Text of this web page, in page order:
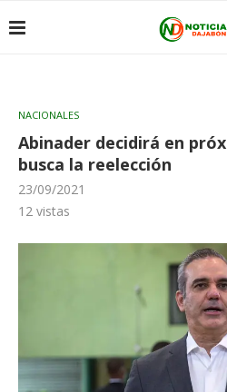
NACIONALES
Abinader decidirá en
busca la reelección
23/09/2021
12 vistas